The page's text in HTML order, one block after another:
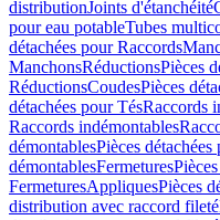
distributionJoints d'étanchéité
pour eau potableTubes
détachées pour Raccords
ManchonsRéductionsPièces
RéductionsCoudesPièces
détachées pour TésRaccords
Raccords indémontables
démontablesPièces
démontablesFermetures
FermeturesAppliquesPièces
distribution avec raccord fileté